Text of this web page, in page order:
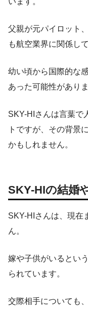
父親が元パイロット
も航空業界に関係し
幼い頃から国際的な
あった可能性がありま
SKY-HIさんは言葉で
トですが、その背景
かもしれません。
SKY-HIの結婚
SKY-HIさんは、現在
ん。
嫁や子供がいるとい
られています。
交際相手についても